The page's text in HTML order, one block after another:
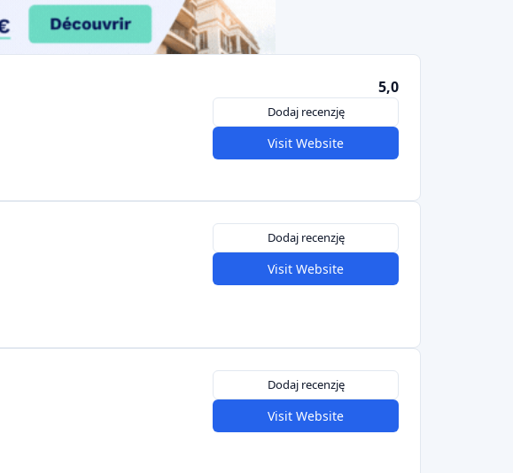
5,0
Dodaj recenzję
Visit Website
Dodaj recenzję
Visit Website
Dodaj recenzję
Visit Website